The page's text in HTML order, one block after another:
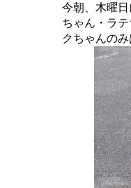
今朝、木曜
ちゃん・ラ
クちゃんの